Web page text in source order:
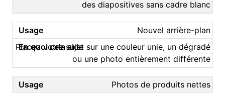
des diapositives sans cadre blanc
Nouvel arrière-plan
Placez votre sujet sur une couleur unie, un dégradé
ou une photo entièrement différente
Photos de produits nettes